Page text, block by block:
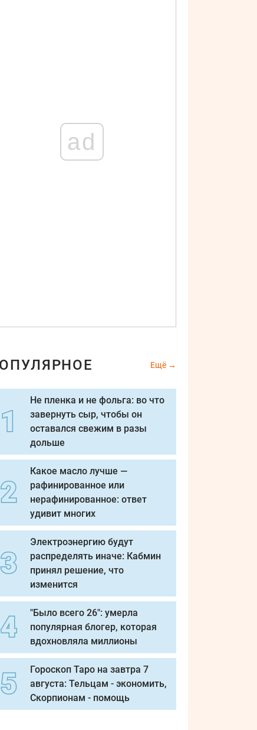
ad
Ещё
Не пленка и не фольга: во что
завернуть сыр, чтобы он
оставался свежим в разы
дольше
Какое масло лучше —
рафинированное или
нерафинированное: ответ
удивит многих
Электроэнергию будут
распределять иначе: Кабмин
принял решение, что
изменится
"Было всего 26": умерла
популярная блогер, которая
вдохновляла миллионы
Гороскоп Таро на завтра 7
августа: Тельцам - экономить,
Скорпионам - помощь